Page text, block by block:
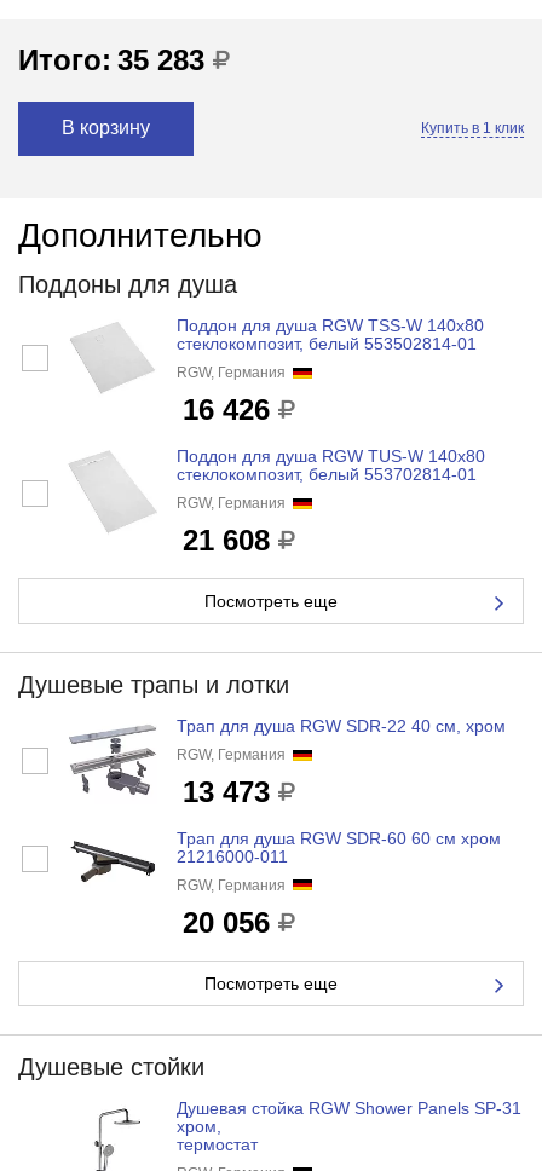
Итого: 35 283
В корзину Купить в 1 клик
Дополнительно
Поддоны для душа
Поддон для душа RGW TSS-W 140x80
стеклокомпозит, белый 553502814-01
RGW, Германия
16 426
Поддон для душа RGW TUS-W 140x80
стеклокомпозит, белый 553702814-01
RGW, Германия
21 608
Посмотреть еще
Душевые трапы и лотки
Трап для душа RGW SDR-22 40 см, хром
RGW, Германия
13 473
Трап для душа RGW SDR-60 60 см хром
21216000-011
RGW, Германия
20 056
Посмотреть еще
Душевые стойки
Душевая стойка RGW Shower Panels SP-31
хром,
термостат